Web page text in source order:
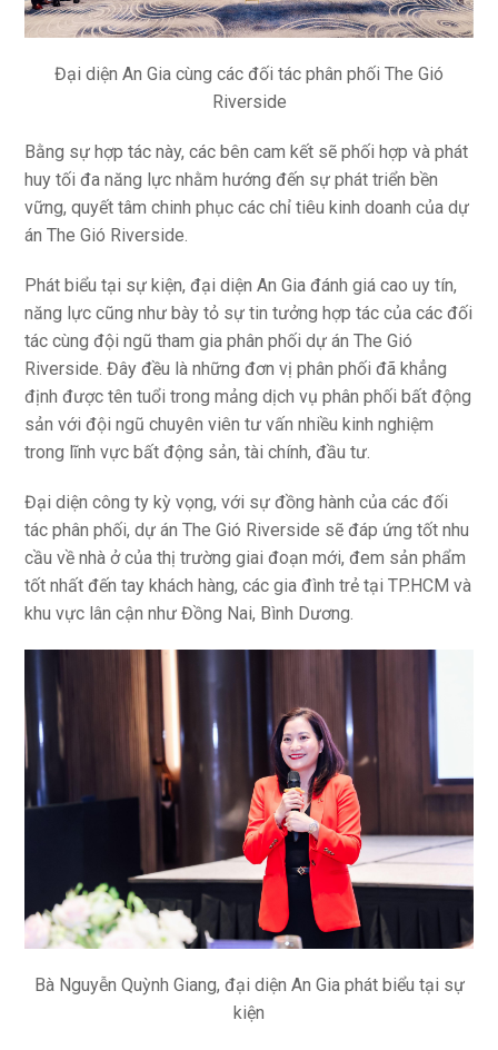
Đại diện An Gia cùng các đối tác phân phối The Gió
Riverside
Bằng sự hợp tác này, các bên cam kết sẽ phối hợp và phát
huy tối đa năng lực nhằm hướng đến sự phát triển bền
vững, quyết tâm chinh phục các chỉ tiêu kinh doanh của dự
án The Gió Riverside.
Phát biểu tại sự kiện, đại diện An Gia đánh giá cao uy tín,
năng lực cũng như bày tỏ sự tin tưởng hợp tác của các đối
tác cùng đội ngũ tham gia phân phối dự án The Gió
Riverside. Đây đều là những đơn vị phân phối đã khẳng
định được tên tuổi trong mảng dịch vụ phân phối bất động
sản với đội ngũ chuyên viên tư vấn nhiều kinh nghiệm
trong lĩnh vực bất động sản, tài chính, đầu tư.
Đại diện công ty kỳ vọng, với sự đồng hành của các đối
tác phân phối, dự án The Gió Riverside sẽ đáp ứng tốt nhu
cầu về nhà ở của thị trường giai đoạn mới, đem sản phẩm
tốt nhất đến tay khách hàng, các gia đình trẻ tại TP.HCM và
khu vực lân cận như Đồng Nai, Bình Dương.
Bà Nguyễn Quỳnh Giang, đại diện An Gia phát biểu tại sự
kiện